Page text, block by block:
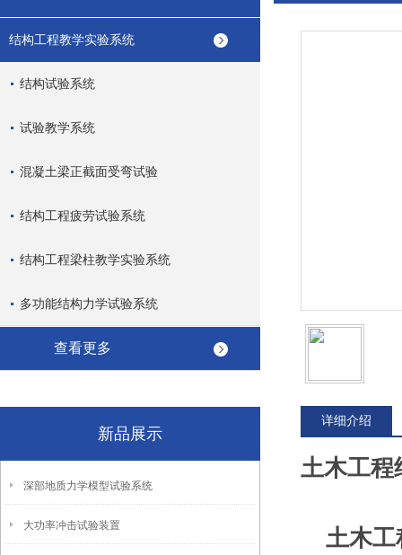
结构工程教学实验系统
结构试验系统
试验教学系统
混凝土梁正截面受弯试验
结构工程疲劳试验系统
结构工程梁柱教学实验系统
多功能结构力学试验系统
查看更多
新品展示
深部地质力学模型试验系统
大功率冲击试验装置
详细介绍
土木工程
土木工